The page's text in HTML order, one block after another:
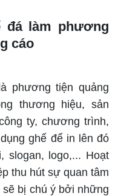
đá làm phương
cáo
phương tiện quảng
thương hiệu, sản
ty, chương trình,
ghế để in lên đó
slogan, logo,... Hoạt
thu hút sự quan tâm
bị chú ý bởi những